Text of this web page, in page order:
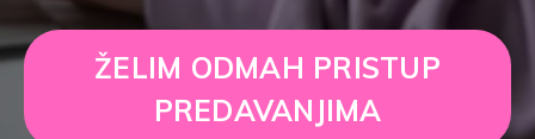
ŽELIM ODMAH PRISTUP
PREDAVANJIMA